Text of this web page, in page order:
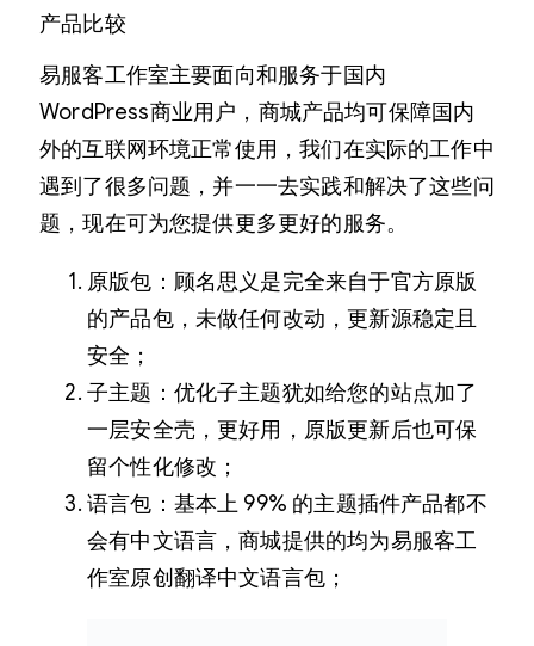
产品比较
易服客工作室主要面向和服务于国内
WordPress商业用户，商城产品均可保障国内
外的互联网环境正常使用，我们在实际的工作中
遇到了很多问题，并一一去实践和解决了这些问
题，现在可为您提供更多更好的服务。
原版包：顾名思义是完全来自于官方原版
的产品包，未做任何改动，更新源稳定且
安全；
子主题：优化子主题犹如给您的站点加了
一层安全壳，更好用，原版更新后也可保
留个性化修改；
语言包：基本上 99% 的主题插件产品都不
会有中文语言，商城提供的均为易服客工
作室原创翻译中文语言包；